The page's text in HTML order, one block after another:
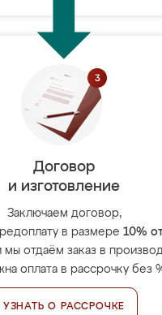
Договор
и изготовление
Заключаем договор,
в размере 10%
мы отдаём заказ в
оплата в рассрочку без
УЗНАТЬ О РАССРОЧКЕ